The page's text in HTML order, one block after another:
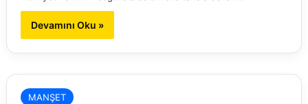
Devamını Oku »
MANŞET